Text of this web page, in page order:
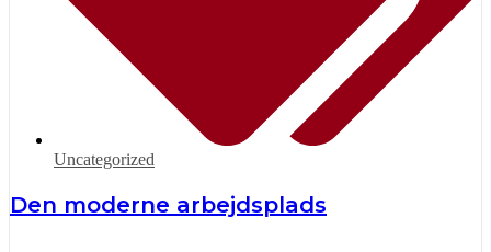
Uncategorized
Den moderne arbejdsplads